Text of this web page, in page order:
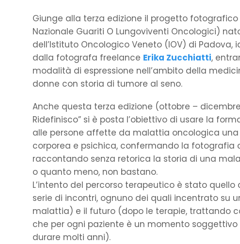
Giunge alla terza edizione il progetto fotografico
Nazionale Guariti O Lungoviventi Oncologici)
dell’Istituto Oncologico Veneto (IOV) di
dalla fotografa freelance Erika Zucchiatti,
modalità di espressione nell’ambito della
donne con storia di tumore al seno.
Anche questa terza edizione (ottobre –
Ridefinisco” si è posta l’obiettivo di usare la
alle persone affette da malattia oncologica
corporea e psichica, confermando la
raccontando senza retorica la storia di una
o quanto meno, non bastano.
L’intento del percorso terapeutico è stato
serie di incontri, ognuno dei quali incentrato su
malattia) e il futuro (dopo le terapie, trattando
che per ogni paziente è un momento
durare molti anni).